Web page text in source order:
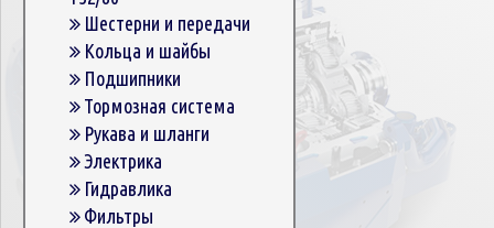
863.3E
864.5
Шестерни и передачи
Кольца и шайбы
Подшипники
Тормозная система
Рукава и шланги
Электрика
Гидравлика
Фильтры